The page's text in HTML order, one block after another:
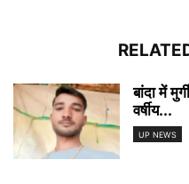
बांदा में
वर्षीय...
UP NEWS